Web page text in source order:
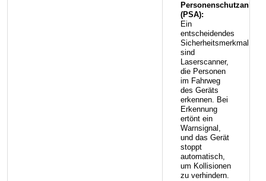
Personenschutzanlage
(PSA):
Ein
entscheidendes
Sicherheitsmerkmal
sind
Laserscanner,
die Personen
im Fahrweg
des Geräts
erkennen. Bei
Erkennung
ertönt ein
Warnsignal,
und das Gerät
stoppt
automatisch,
um Kollisionen
zu verhindern.